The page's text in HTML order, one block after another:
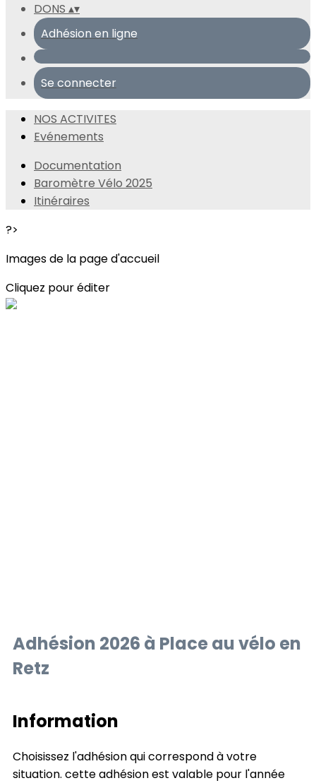
DONS ▴▾
Adhésion en ligne
Se connecter
NOS ACTIVITES
Evénements
Documentation
Baromètre Vélo 2025
Itinéraires
?>
Images de la page d'accueil
Cliquez pour éditer
Adhésion 2026 à Place au vélo en
Retz
Information
Choisissez l'adhésion qui correspond à votre
situation. cette adhésion est valable pour l'année